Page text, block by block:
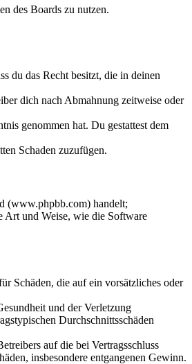
des Boards zu nutzen.
du das Recht besitzt, die in deinen
dich nach Abmahnung zeitweise oder
genommen hat. Du gestattest dem
Schaden zuzufügen.
(www.phpbb.com) handelt;
Art und Weise, wie die Software
Schäden, die auf ein vorsätzliches oder
und der Verletzung
Durchschnittsschäden
auf die bei Vertragsschluss
insbesondere entgangenen Gewinn.